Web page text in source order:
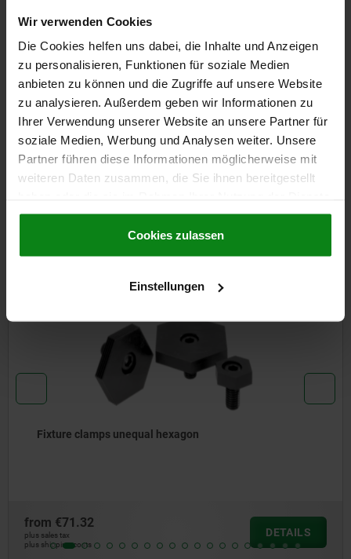
Wir verwenden Cookies
Die Cookies helfen uns dabei, die Inhalte und Anzeigen
zu personalisieren, Funktionen für soziale Medien
anbieten zu können und die Zugriffe auf unsere Website
zu analysieren. Außerdem geben wir Informationen zu
Ihrer Verwendung unserer Website an unsere Partner für
soziale Medien, Werbung und Analysen weiter. Unsere
Partner führen diese Informationen möglicherweise mit
weiteren Daten zusammen, die Sie ihnen bereitgestellt
gesammelt haben.Cookie Richtlinien
Datenschutz|AGB
Cookies zulassen
Einstellungen
€32.54
plus shipping costs
DETAILS
CAD
Other customers also bought
unequal hexagon
from
plus sales tax
plus